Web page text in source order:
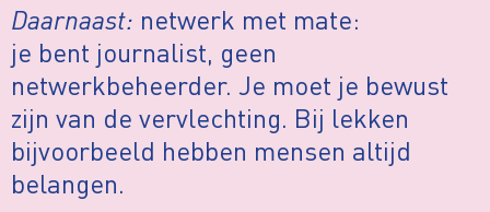
Daarnaast: netwerk met mate:
je bent journalist, geen
netwerkbeheerder. Je moet je bewust
zijn van de vervlechting. Bij lekken
bijvoorbeeld hebben mensen altijd
belangen.